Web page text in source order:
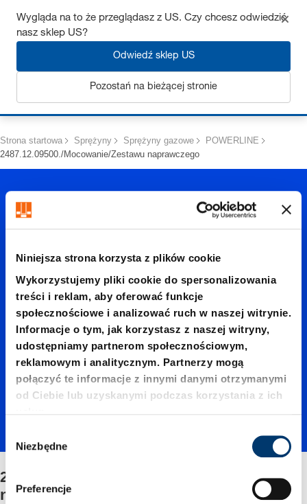
Niniejsza strona korzysta z plików cookie
Wykorzystujemy pliki cookie do spersonalizowania
treści i reklam, aby oferować funkcje
społecznościowe i analizować ruch w naszej witrynie.
Informacje o tym, jak korzystasz z naszej witryny,
udostępniamy partnerom społecznościowym,
reklamowym i analitycznym. Partnerzy mogą
połączyć te informacje z innymi danymi otrzymanymi
od Ciebie lub uzyskanymi podczas korzystania z ich
ó
Niezbędne
Preferencje
Uzyskaj do 7% zniżki – kliknij tutaj, aby dowiedzieć się więcej
Strona startowa Sprężyny Sprężyny gazowe
POWERLINE
2487.12.09500./Mocowanie/Zestawu naprawczego
2487.12.
09500./
Mocow
anie/Ze
2487.12.09500./Mocowanie/Zestawu
naprawczego
Wygląda na to że przeglądasz z US. Czy chcesz odwiedzić
nasz sklep US?
Odwiedź sklep US
Pozostań na bieżącej stronie